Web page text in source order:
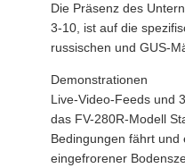
Die Präsenz des
3-10, ist auf die
russischen und GUS-
Demonstrationen
Live-Video-Feeds und
das FV-280R-Modell
Bedingungen fährt und
eingefrorener